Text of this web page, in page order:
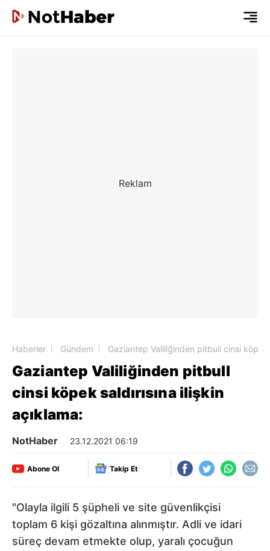
Haberler Gündem Gaziantep Valiliğinden pitbull cinsi köpek
Gaziantep Valiliğinden pitbull
cinsi köpek saldırısına ilişkin
açıklama:
NotHaber 23.12.2021 06:19
Abone Ol Takip Et
"Olayla ilgili 5 şüpheli ve site güvenlikçisi
toplam 6 kişi gözaltına alınmıştır. Adli ve idari
süreç devam etmekte olup, yaralı çocuğun